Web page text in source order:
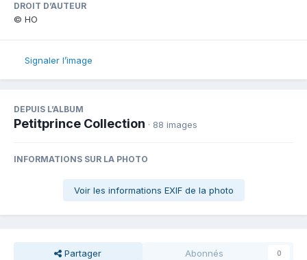
DROIT D’AUTEUR
© HO
Signaler l’image
DEPUIS L’ALBUM
Petitprince Collection · 88 images
INFORMATIONS SUR LA PHOTO
Voir les informations EXIF de la photo
Partager Abonnés 0